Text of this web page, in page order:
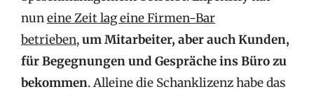
nuneine Zeit lag eine Firmen-Bar
betrieben,um Mitarbeiter, aber auch Kunden,
für Begegnungen und Gespräche ins Büro zu
bekommen. Alleine die Schanklizenz habe das